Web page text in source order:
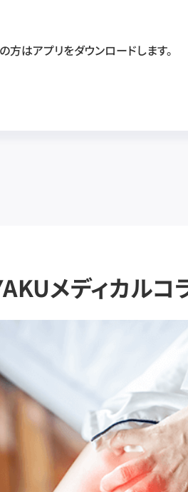
方はアプリをダウンロードします。
メディカルコ